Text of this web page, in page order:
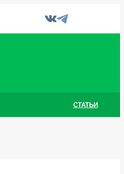
СТАТЬИ